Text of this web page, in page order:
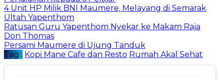
4 Unit HP Milik BNI Maumere, Melayang di Semarak
Ultah Yapenthom
Ratusan Guru Yapenthom Nyekar ke Makam Raja
Don Thomas
Persami Maumere di Ujung Tanduk
Tag : Kopi Mane Cafe dan Resto Rumah Akal Sehat